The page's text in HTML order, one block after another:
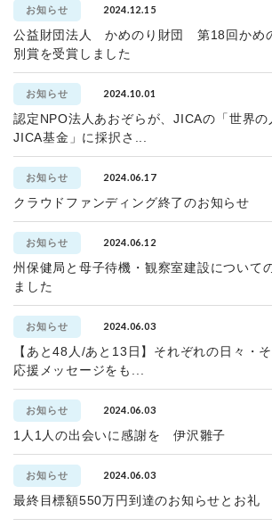
お知らせ 2024.12.15
公益財団法人 かめのり財団 第18回かめ
別賞を受賞しました
お知らせ 2024.10.01
認定NPO法人あおぞらが、JICAの「世界
JICA基金」に採択さ...
お知らせ 2024.06.17
クラウドファンディング終了のお知らせ
お知らせ 2024.06.12
州保健局と母子待機・観察室建設について
ました
お知らせ 2024.06.03
【あと48人/あと13日】それぞれの日々・
応援メッセージをも...
お知らせ 2024.06.03
1人1人の出会いに感謝を 伊沢雛子
お知らせ 2024.06.03
最終目標額550万円到達のお知らせとお礼